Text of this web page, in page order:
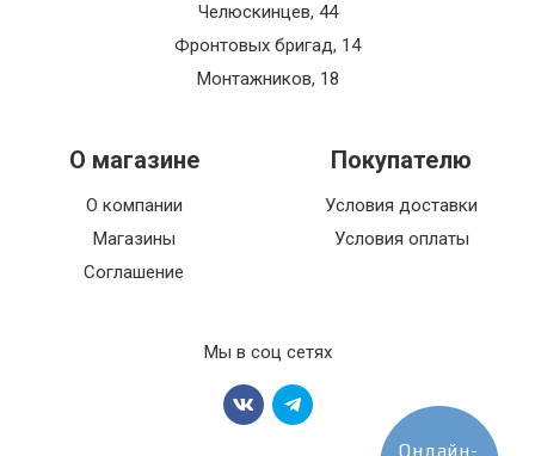
Челюскинцев, 44
Фронтовых бригад, 14
Монтажников, 18
О магазине
О компании
Магазины
Соглашение
Покупателю
Условия доставки
Условия оплаты
Мы в соц сетях
Онлайн-